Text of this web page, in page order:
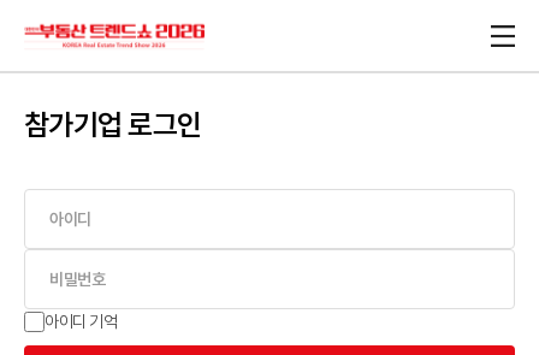
참가기업 로그인
아이디 기억